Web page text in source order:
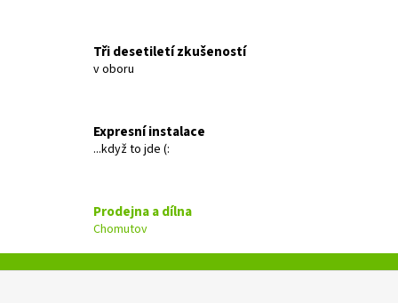
l
á
í
v
ý
Tři desetiletí zkušeností
v oboru
Expresní instalace
...když to jde (:
Prodejna a dílna
Chomutov